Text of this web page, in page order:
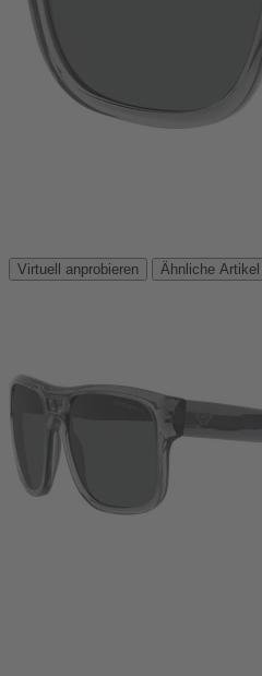
Virtuell anprobieren Ähnliche Artikel